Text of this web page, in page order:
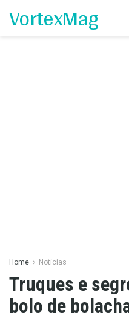
VortexMag
Home Notícias
Truques e
bolo de